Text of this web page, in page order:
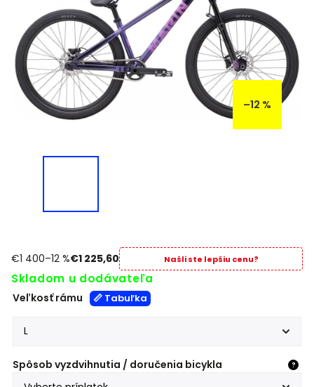
–12 %
€1 400–12 %€1 225,60 Našli ste lepšiu cenu?
Skladom u dodávateľa
Veľkosť rámu 📏 Tabuľka
Spôsob vyzdvihnutia / doručenia bicykla ?